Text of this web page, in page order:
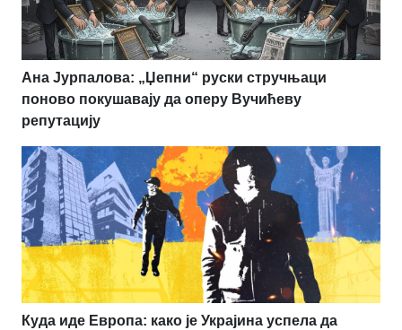
Ана Јурпалова: „Џепни“ руски стручњаци
поново покушавају да оперу Вучићеву
репутацију
Куда иде Европа: како је Украјина успела да